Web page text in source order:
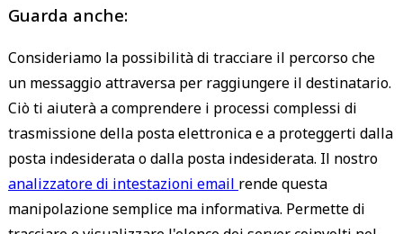
Guarda anche:
Consideriamo la possibilità di tracciare il percorso che
un messaggio attraversa per raggiungere il destinatario.
Ciò ti aiuterà a comprendere i processi complessi di
trasmissione della posta elettronica e a proteggerti dalla
posta indesiderata o dalla posta indesiderata. Il nostro
analizzatore di intestazioni email rende questa
manipolazione semplice ma informativa. Permette di